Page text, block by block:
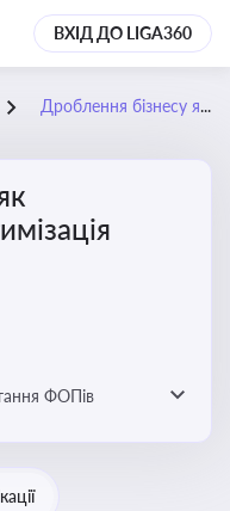
ВХІД ДО LIGA360
Дроблення бізнесу як недобросовісна оптимізація оподаткування
ФОПів